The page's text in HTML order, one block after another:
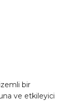
bir
ve etkileyici